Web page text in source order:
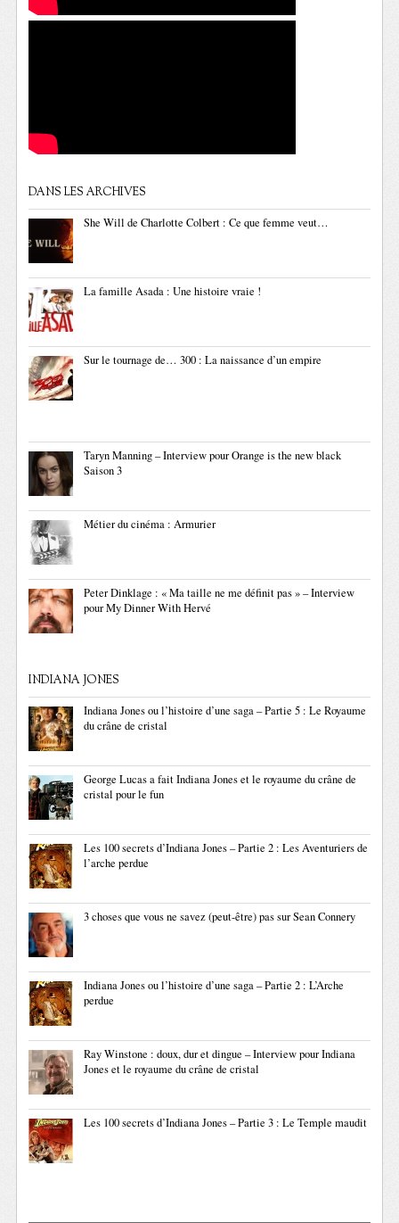
DANS LES ARCHIVES
She Will de Charlotte Colbert : Ce que femme veut…
La famille Asada : Une histoire vraie !
Sur le tournage de… 300 : La naissance d’un empire
Taryn Manning – Interview pour Orange is the new black
Saison 3
Métier du cinéma : Armurier
Peter Dinklage : « Ma taille ne me définit pas » – Interview
pour My Dinner With Hervé
INDIANA JONES
Indiana Jones ou l’histoire d’une saga – Partie 5 : Le Royaume
du crâne de cristal
George Lucas a fait Indiana Jones et le royaume du crâne de
cristal pour le fun
Les 100 secrets d’Indiana Jones – Partie 2 : Les Aventuriers de
l’arche perdue
3 choses que vous ne savez (peut-être) pas sur Sean Connery
Indiana Jones ou l’histoire d’une saga – Partie 2 : L’Arche
perdue
Ray Winstone : doux, dur et dingue – Interview pour Indiana
Jones et le royaume du crâne de cristal
Les 100 secrets d’Indiana Jones – Partie 3 : Le Temple maudit